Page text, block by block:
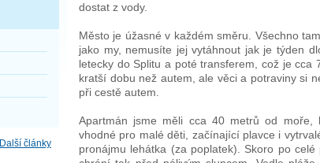
Další články
dostat z vody.
Město je úžasné v každém směru. Všechno
jako my, nemusíte jej vytáhnout jak je týden
letecky do Splitu a poté transferem, což je cca
kratší dobu než autem, ale věci a potraviny si
při cestě autem.
Apartmán jsme měli cca 40 metrů od moře,
vhodné pro malé děti, začínající plavce i
pronájmu lehátka (za poplatek). Skoro po